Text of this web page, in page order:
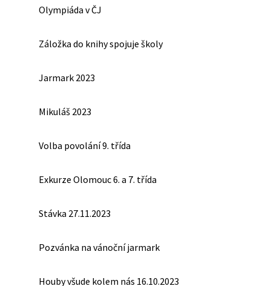
Olympiáda v ČJ
Záložka do knihy spojuje školy
Jarmark 2023
Mikuláš 2023
Volba povolání 9. třída
Exkurze Olomouc 6. a 7. třída
Stávka 27.11.2023
Pozvánka na vánoční jarmark
Houby všude kolem nás 16.10.2023